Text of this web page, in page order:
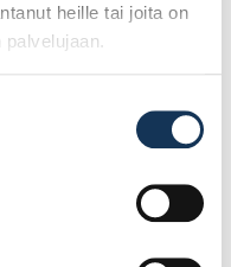
heille tai joita on